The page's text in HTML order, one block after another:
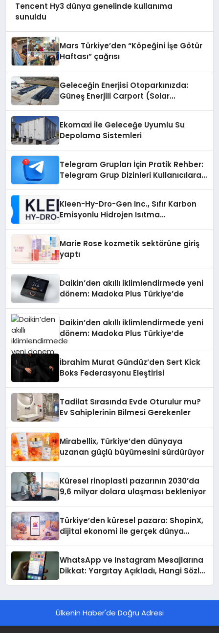
Tencent Hy3 dünya genelinde kullanıma
sunuldu
Mars Türkiye’den “Köpeğini İşe Götür
Haftası” çağrısı
Geleceğin Enerjisi Otoparkınızda:
Güneş Enerjili Carport (Solar
Ekomaxi İle Geleceğe Uyumlu Su
Depolama Sistemleri
Telegram Grupları İçin Pratik Rehber:
Telegram Grup Dizinleri Kullanıcılara
Kleen-Hy-Dro-Gen Inc., Sıfır Karbon
Emisyonlu Hidrojen Isıtma
Marie Rose kozmetik sektörüne giriş
yaptı
Daikin’den akıllı iklimlendirmede yeni
dönem: Madoka Plus Türkiye’de
Daikin’den akıllı iklimlendirmede yeni
dönem: Madoka Plus Türkiye’de
İbrahim Murat Gündüz’den Sert Kick
Boks Federasyonu Eleştirisi
Tadilat Sırasında Evde Oturulur mu?
Ev Sahiplerinin Bilmesi Gerekenler
Mirabellix, Türkiye’den dünyaya
uzanan güçlü büyümesini sürdürüyor
Küresel rinoplasti pazarının 2030’da
9,6 milyar dolara ulaşması bekleniyor
Türkiye’den küresel pazara: ShopinX,
dijital ekonomi ile gerçek dünya
WhatsApp ve Instagram Mesajlarına
Dikkat: Yargıtay Açıkladı, Hangi Sözler
Ülkenin Haber'de Doğru Adresi